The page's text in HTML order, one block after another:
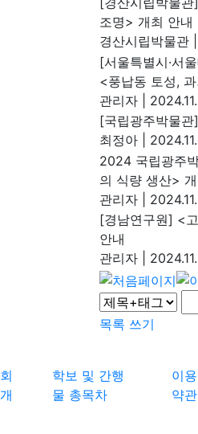
조명> 개최 안내
경산시립박물관
[서울특별시·서
<풍납동 토성,
관리자
[국립광주박물관
최정아
2024 국립광주
의 식량 생산>
관리자
[경남연구원] <
안내
관리자
목록 쓰기
학보 및 간행
물 총목차
이용
약관